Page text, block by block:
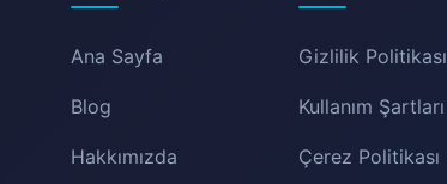
Ana Sayfa
Blog
Hakkımızda
Gizlilik Politikası
Kullanım Şartları
Çerez Politikası